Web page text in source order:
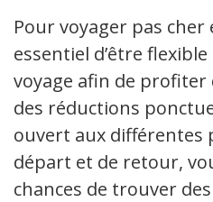
Pour voyager pas cher
essentiel d’être
voyage afin de
des réductions
ouvert aux différentes
départ et de retour,
chances de trouver